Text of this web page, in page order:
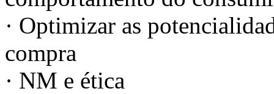
· Optimizar as
compra
· NM e ética